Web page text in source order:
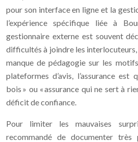
pour son interface en ligne et la
l’expérience spécifique liée à
gestionnaire externe est souvent
difficultés à joindre les
manque de pédagogie sur les
plateformes d’avis, l’assurance est
bois » ou « assurance qui ne sert à
déficit de confiance.
Pour limiter les mauvaises
recommandé de documenter très